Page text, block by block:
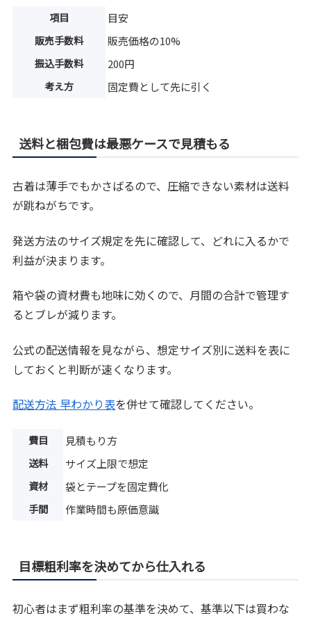
項目 目安
販売手数料 販売価格の10%
振込手数料 200円
考え方 固定費として先に引く
送料と梱包費は最悪ケースで見積もる
古着は薄手でもかさばるので、圧縮できない素材は送料
が跳ねがちです。
発送方法のサイズ規定を先に確認して、どれに入るかで
利益が決まります。
箱や袋の資材費も地味に効くので、月間の合計で管理す
るとブレが減ります。
公式の配送情報を見ながら、想定サイズ別に送料を表に
しておくと判断が速くなります。
配送方法 早わかり表を併せて確認してください。
費目 見積もり方
送料 サイズ上限で想定
資材 袋とテープを固定費化
手間 作業時間も原価意識
目標粗利率を決めてから仕入れる
初心者はまず粗利率の基準を決めて、基準以下は買わな